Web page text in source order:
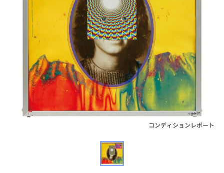
コンディションレポート